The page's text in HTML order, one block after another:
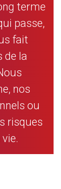
terme
passe,
fait
de la
nos
ou
risques